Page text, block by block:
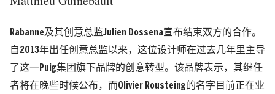
Rabanne及其创意总监Julien Dossena宣布结束双方的合作。
自2013年出任创意总监以来，这位设计师在过去几年里主导
了这一Puig集团旗下品牌的创意转型。该品牌表示，其继任
者将在晚些时候公布，而Olivier Rousteing的名字目前正在业